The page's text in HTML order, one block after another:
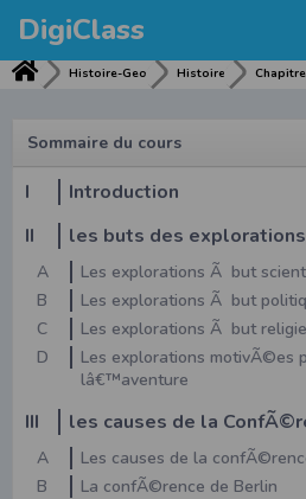
DigiClass
Histoire-Geo Histoire
Sommaire du cours
I
Introduction
II
les buts des explorations
A
Les explorations Ã but
B
Les explorations Ã but
C
Les explorations Ã but
D
Les explorations motivÃ©es
lâ€™aventure
III les causes de la
A
Les causes de la
B
La confÃ©rence de Berlin